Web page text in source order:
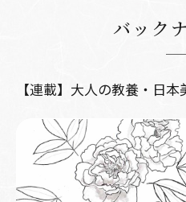
バック
【連載】大人の教養・日